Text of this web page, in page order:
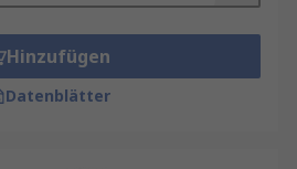
Hinzufügen
Datenblätter